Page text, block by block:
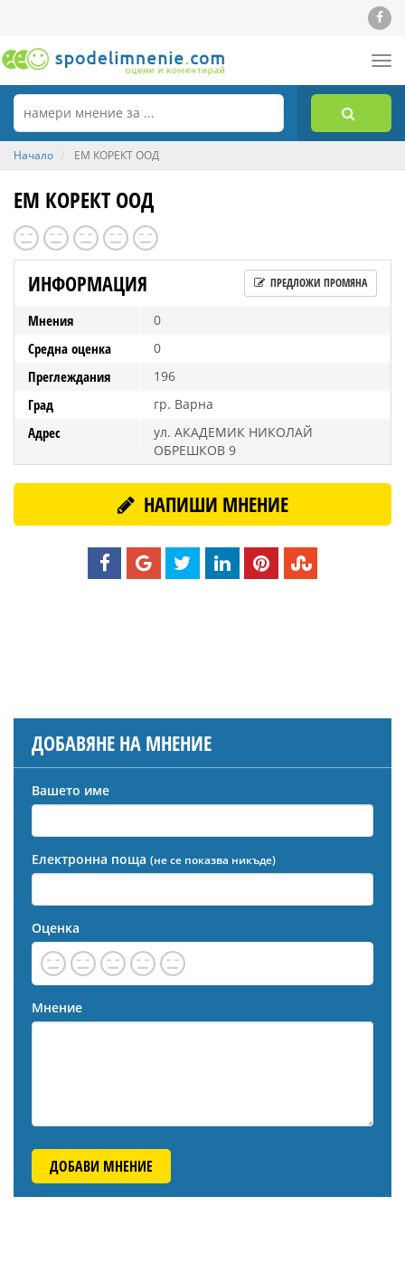
Начало ЕМ КОРЕКТ ООД
ЕМ КОРЕКТ ООД
ИНФОРМАЦИЯ ПРЕДЛОЖИ ПРОМЯНА
Мнения 0
Средна оценка 0
Преглеждания 196
Град гр. Варна
Адрес
ул. АКАДЕМИК НИКОЛАЙ
ОБРЕШКОВ 9
НАПИШИ МНЕНИЕ
ДОБАВЯНЕ НА МНЕНИЕ
Вашето име
Електронна поща (не се показва никъде)
Оценка
Мнение
ДОБАВИ МНЕНИЕ